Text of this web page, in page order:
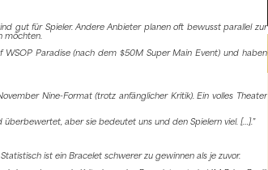
gut für Spieler. Andere Anbieter planen oft bewusst parallel zur
möchten.
Paradise (nach dem $50M Super Main Event) und haben
Nine-Format (trotz anfänglicher Kritik). Ein volles Theater
aber sie bedeutet uns und den Spielern viel. […].”
ist ein Bracelet schwerer zu gewinnen als je zuvor.